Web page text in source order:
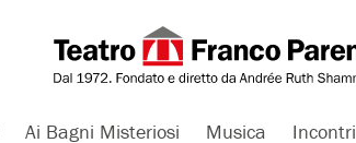
Ai Bagni Misteriosi Musica